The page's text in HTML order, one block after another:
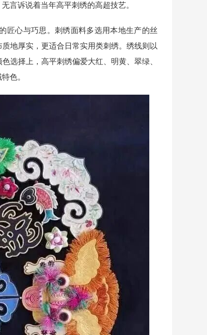
言诉说着当年高平刺绣的高超技艺。
心与巧思。刺绣面料多选用本地生产的丝
地厚实，更适合日常实用类刺绣。绣线则以
选择上，高平刺绣偏爱大红、明黄、翠绿、
色。